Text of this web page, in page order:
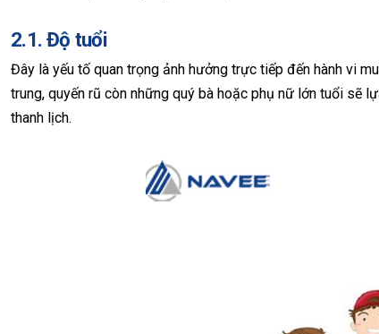
2.1. Độ tuổi
Đây là yếu tố quan trọng ảnh hưởng trực tiếp đến hành vi
trung, quyến rũ còn những quý bà hoặc phụ nữ lớn tuổi sẽ
thanh lịch.